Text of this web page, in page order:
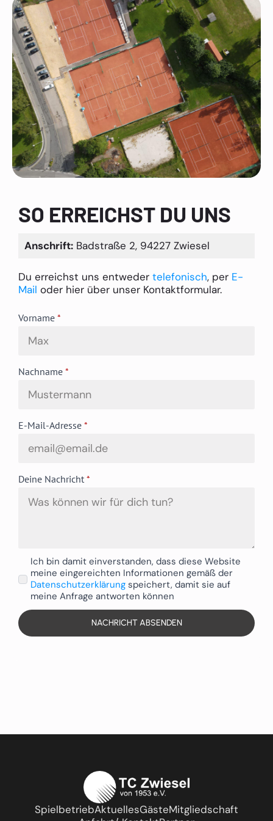
SO ERREICHST DU UNS
Anschrift: Badstraße 2, 94227 Zwiesel
Du erreichst uns entweder telefonisch, per E-
Mail oder hier über unser Kontaktformular.
Vorname *
Nachname *
E-Mail-Adresse *
Deine Nachricht *
Ich bin damit einverstanden, dass diese Website
meine eingereichten Informationen gemäß der
Datenschutzerklärung speichert, damit sie auf
meine Anfrage antworten können
NACHRICHT ABSENDEN
SpielbetriebAktuellesGästeMitgliedschaft